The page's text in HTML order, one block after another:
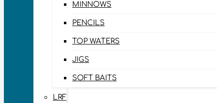
MINNOWS
PENCILS
TOP WATERS
JIGS
SOFT BAITS
LRF